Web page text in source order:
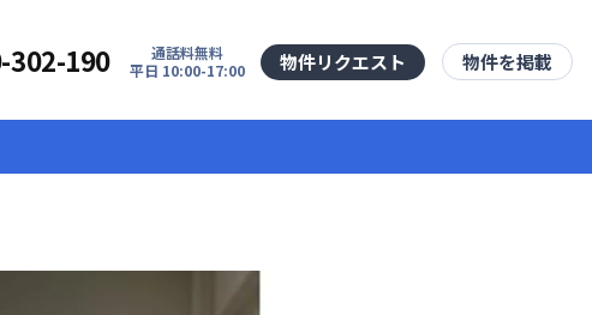
302-190
通話料無料
平日 10:00-17:00
物件リクエスト 物件を掲載